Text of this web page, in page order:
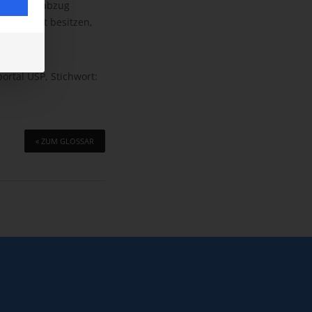
besitzen,
USP, Stichwort:
« ZUM GLOSSAR